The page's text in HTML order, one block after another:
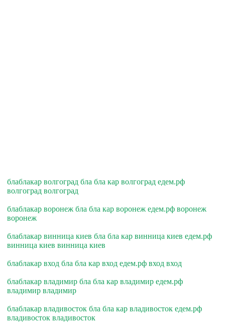
блаблакар волгоград бла бла кар волгоград едем.рф
волгоград волгоград
блаблакар воронеж бла бла кар воронеж едем.рф воронеж
воронеж
блаблакар винница киев бла бла кар винница киев едем.рф
винница киев винница киев
блаблакар вход бла бла кар вход едем.рф вход вход
блаблакар владимир бла бла кар владимир едем.рф
владимир владимир
блаблакар владивосток бла бла кар владивосток едем.рф
владивосток владивосток